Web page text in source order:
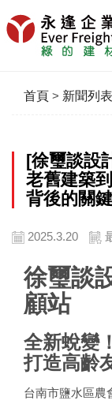
首頁 > 新聞列表
[徐璽談設
老舊建築
背後的關
2025.3.20
徐璽談
顧站
全新蛻變
打造高齡
台南市鹽水區農